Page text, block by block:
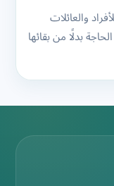
والعائلات
بدلًا من بقائها